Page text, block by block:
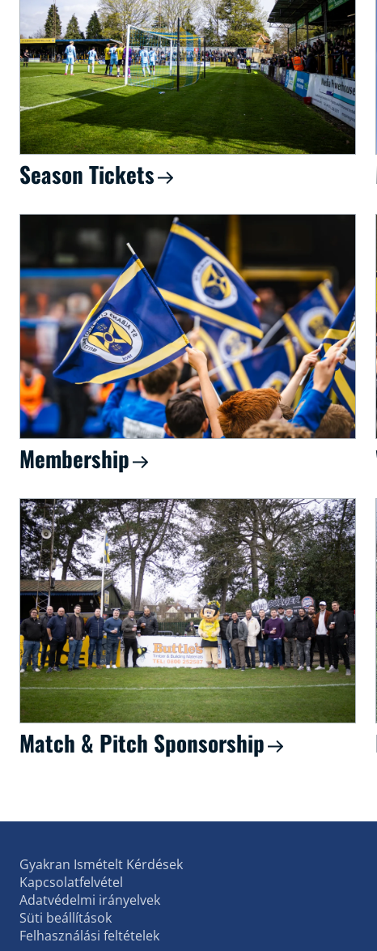
Season Tickets
Membership
Match & Pitch Sponsorship
Gyakran Ismételt Kérdések
Kapcsolatfelvétel
Adatvédelmi irányelvek
Süti beállítások
Felhasználási feltételek